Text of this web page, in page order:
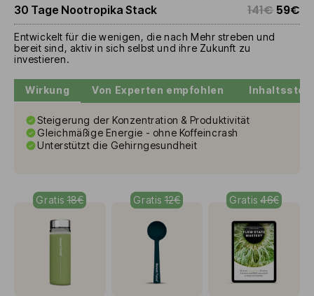
30 Tage Nootropika Stack 141€ 59€
Entwickelt für die wenigen, die nach Mehr streben und
bereit sind, aktiv in sich selbst und ihre Zukunft zu
investieren.
Wirkung Von Experten empfohlen
Steigerung der Konzentration & Produktivität
Gleichmäßige Energie - ohne Koffeincrash
Unterstützt die Gehirngesundheit
Gratis18€ Gratis12€ Gratis46€